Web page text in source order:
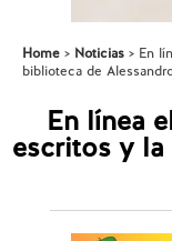
Home Noticias
En
biblioteca de
En línea
escritos y